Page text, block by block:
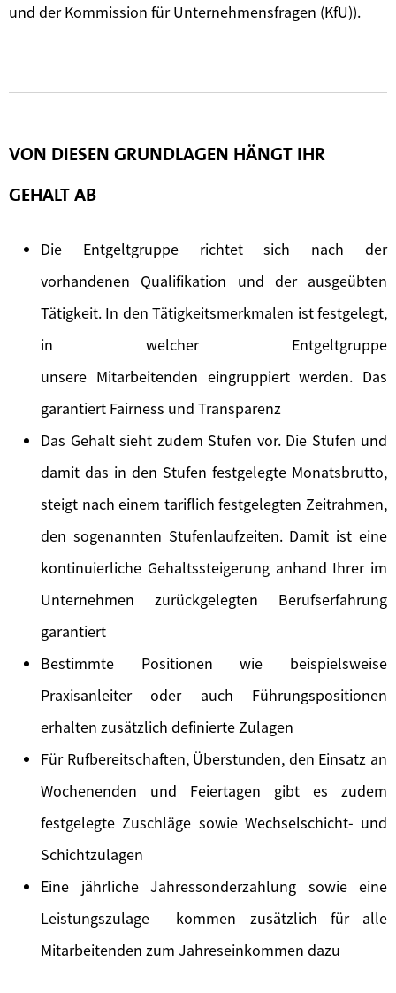
und der Kommission für Unternehmensfragen (KfU)).
VON DIESEN GRUNDLAGEN HÄNGT IHR
GEHALT AB
Die Entgeltgruppe richtet sich nach der
vorhandenen Qualifikation und der ausgeübten
Tätigkeit. In den Tätigkeitsmerkmalen ist festgelegt,
in welcher Entgeltgruppe
unsere Mitarbeitenden eingruppiert werden. Das
garantiert Fairness und Transparenz
Das Gehalt sieht zudem Stufen vor. Die Stufen und
damit das in den Stufen festgelegte Monatsbrutto,
steigt nach einem tariflich festgelegten Zeitrahmen,
den sogenannten Stufenlaufzeiten. Damit ist eine
kontinuierliche Gehaltssteigerung anhand Ihrer im
Unternehmen zurückgelegten Berufserfahrung
garantiert
Bestimmte Positionen wie beispielsweise
Praxisanleiter oder auch Führungspositionen
erhalten zusätzlich definierte Zulagen
Für Rufbereitschaften, Überstunden, den Einsatz an
Wochenenden und Feiertagen gibt es zudem
festgelegte Zuschläge sowie Wechselschicht- und
Schichtzulagen
Eine jährliche Jahressonderzahlung sowie eine
Leistungszulage kommen zusätzlich für alle
Mitarbeitenden zum Jahreseinkommen dazu